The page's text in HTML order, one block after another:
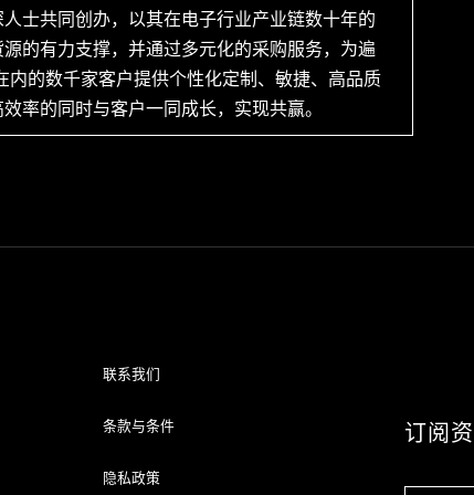
士共同创办，以其在电子行业产业链数十年的
的有力支撑，并通过多元化的采购服务，为遍
的数千家客户提供个性化定制、敏捷、高品质
率的同时与客户一同成长，实现共赢。
联系我们
条款与条件
隐私政策
订阅